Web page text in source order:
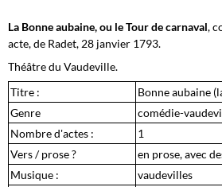
La Bonne aubaine, ou le Tour de carnaval,
acte, de Radet, 28 janvier 1793.
Théâtre du Vaudeville.
Titre :
Bonne aubaine
Genre
comédie-
Nombre d'actes :
1
Vers / prose ?
en prose, avec
Musique :
vaudevilles